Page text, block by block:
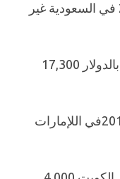
كما يأتي سعر سيارة اتش 30 2019 في السعودية غير
اما أسعار السيارات اتش 30 2019 بالدولار 17,300
كما تأتى سعر السيارات اتش 30 2019في اللإمارات